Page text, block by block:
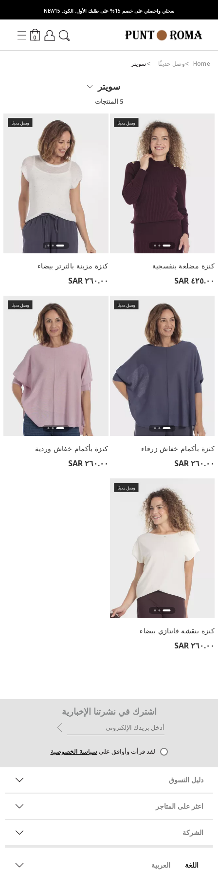
سجلي واحصلي على خصم 15% على طلبك الأول. الكود: NEW15
0
Home وصل حديثًا سويتر
سويتر
5 المنتجات
كنزة مضلعة بنفسجية
٤٢٥.٠٠ SAR
كنزة مزينة بالترتر بيضاء
٢٦٠.٠٠ SAR
كنزة بأكمام خفاش زرقاء
٢٦٠.٠٠ SAR
كنزة بأكمام خفاش وردية
٢٦٠.٠٠ SAR
كنزة بنقشة فانتازي بيضاء
٢٦٠.٠٠ SAR
اشترك في نشرتنا الإخبارية
لقد قرأت وأوافق على سياسة الخصوصية
دليل التسوق
اعثر على المتاجر
الشركة
اللغة العربية